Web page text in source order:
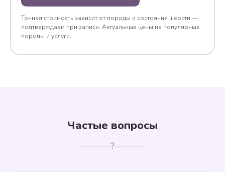
Точная стоимость зависит от породы и состояния шерсти —
подтверждаем при записи. Актуальные цены на популярные
породы и услуги.
Частые вопросы
?